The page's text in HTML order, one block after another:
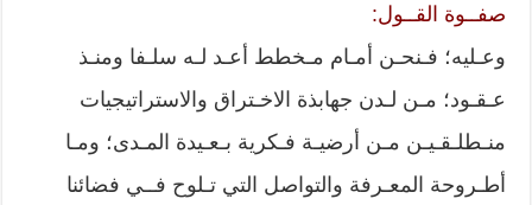
صفــوة القــول:
وعـليه؛ فـنحـن أمـام مـخطط أعـد لـه سلـفا ومنـذ
عـقـود؛ مـن لـدن جهابذة الاخـتراق والاستراتيجيات
منـطلـقـيـن مـن أرضيـة فـكرية بـعـيدة المـدى؛ ومـا
أطـروحة المعـرفة والتواصل التي تـلوح فــي فضائنا